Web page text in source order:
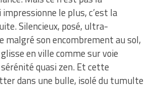
le plus, c’est la
Silencieux, posé, ultra-
malgré son encombrement au sol,
en ville comme sur voie
quasi zen. Et cette
dans une bulle, isolé du tumulte